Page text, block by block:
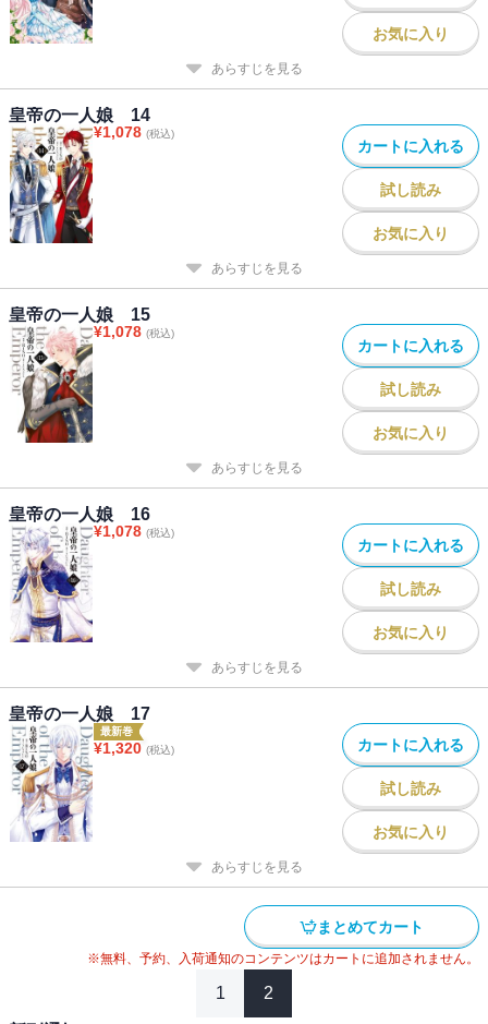
お気に入り
あらすじを見る
皇帝の一人娘 14
¥1,078 (税込)
カートに入れる
試し読み
お気に入り
あらすじを見る
皇帝の一人娘 15
¥1,078 (税込)
カートに入れる
試し読み
お気に入り
あらすじを見る
皇帝の一人娘 16
¥1,078 (税込)
カートに入れる
試し読み
お気に入り
あらすじを見る
皇帝の一人娘 17
最新巻
¥1,320 (税込) カートに入れる
試し読み
お気に入り
あらすじを見る
まとめてカート
※無料、予約、入荷通知のコンテンツはカートに追加されません。
1 2